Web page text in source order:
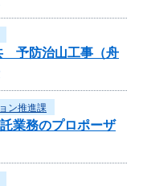
予防治山工事（舟
ン推進課
業務のプロポーザ